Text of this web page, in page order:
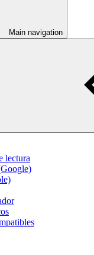
Main navigation
lectura